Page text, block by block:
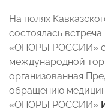
На полях
состоялась
«ОПОРЫ РОССИИ» с
международной
организованная
обращению
«ОПОРЫ РОССИИ»